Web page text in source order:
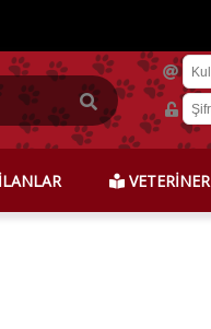
İLANLAR